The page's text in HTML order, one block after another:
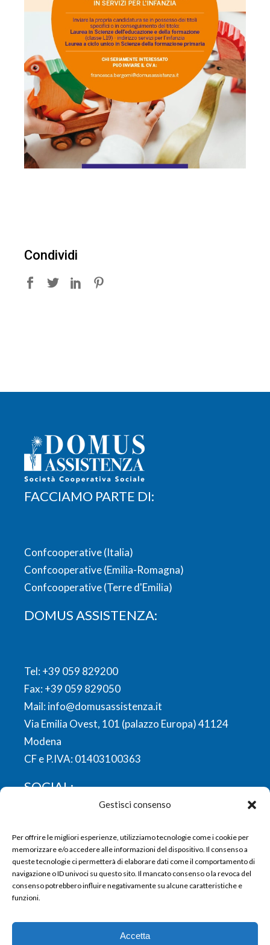
Gestisci consenso
Per offrire le migliori esperienze, utilizziamo tecnologie come i cookie per
memorizzare e/o accedere alle informazioni del dispositivo. Il consenso a
queste tecnologie ci permetterà di elaborare dati come il comportamento di
navigazione o ID univoci su questo sito. Il mancato consenso o la revoca del
consenso potrebbero influire negativamente su alcune caratteristiche e
funzioni.
Accetta
Condividi
FACCIAMO PARTE DI:
Confcooperative (Italia)
Confcooperative (Emilia-Romagna)
Confcooperative (Terre d'Emilia)
DOMUS ASSISTENZA:
Tel:+39 059 829200
Fax: +39 059 829050
Mail:info@domusassistenza.it
Via Emilia Ovest, 101 (palazzo Europa) 41124
Modena
CF e P.IVA: 01403100363
SOCIAL:
FACEBOOK
LINKEDIN
YOUTUBE
INSTAGRAM
Informativa Privacy utenti web|Informativa
Privacy utenti, clienti e fornitori